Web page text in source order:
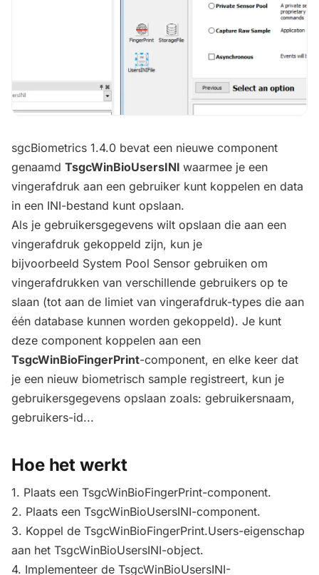
​sgcBiometrics 1.4.0 bevat een nieuwe component
genaamd TsgcWinBioUsersINI waarmee je een
vingerafdruk aan een gebruiker kunt koppelen en data
in een INI-bestand kunt opslaan.
Als je gebruikersgegevens wilt opslaan die aan een
vingerafdruk gekoppeld zijn, kun je
bijvoorbeeld System Pool Sensor gebruiken om
vingerafdrukken van verschillende gebruikers op te
slaan (tot aan de limiet van vingerafdruk-types die aan
één database kunnen worden gekoppeld). Je kunt
deze component koppelen aan een
TsgcWinBioFingerPrint-component, en elke keer dat
je een nieuw biometrisch sample registreert, kun je
gebruikersgegevens opslaan zoals: gebruikersnaam,
gebruikers-id...
Hoe het werkt
1. Plaats een TsgcWinBioFingerPrint-component.
2. Plaats een TsgcWinBioUsersINI-component.
3. Koppel de TsgcWinBioFingerPrint.Users-eigenschap
aan het TsgcWinBioUsersINI-object.
4. Implementeer de TsgcWinBioUsersINI-